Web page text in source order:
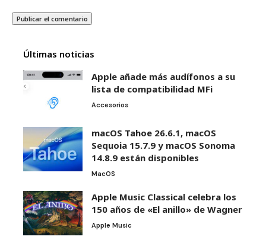
Últimas noticias
Apple añade más audífonos a su
lista de compatibilidad MFi
Accesorios
macOS Tahoe 26.6.1, macOS
Sequoia 15.7.9 y macOS Sonoma
14.8.9 están disponibles
MacOS
Apple Music Classical celebra los
150 años de «El anillo» de Wagner
Apple Music